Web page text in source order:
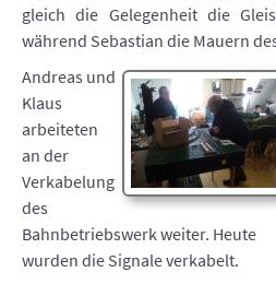
gleich die Gelegenheit die
während Sebastian die Mauern
Andreas und
Klaus
arbeiteten
an der
Verkabelung
des
Bahnbetriebswerk weiter. Heute
wurden die Signale verkabelt.